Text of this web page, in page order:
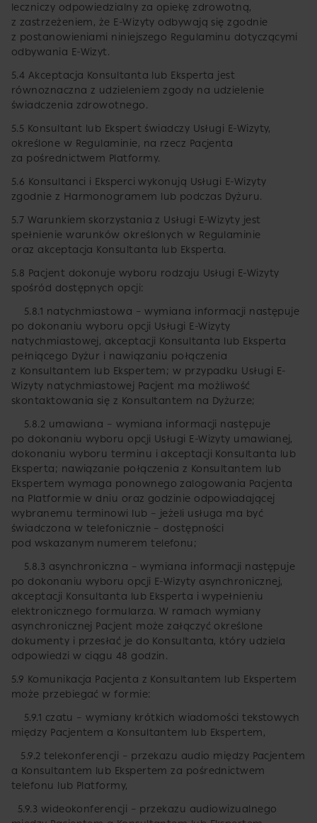
leczniczy odpowiedzialny za opiekę zdrowotną,
z zastrzeżeniem, że E-Wizyty odbywają się zgodnie
z postanowieniami niniejszego Regulaminu dotyczącymi
odbywania E-Wizyt.
5.4 Akceptacja Konsultanta lub Eksperta jest
równoznaczna z udzieleniem zgody na udzielenie
świadczenia zdrowotnego.
5.5 Konsultant lub Ekspert świadczy Usługi E-Wizyty,
określone w Regulaminie, na rzecz Pacjenta
za pośrednictwem Platformy.
5.6 Konsultanci i Eksperci wykonują Usługi E-Wizyty
zgodnie z Harmonogramem lub podczas Dyżuru.
5.7 Warunkiem skorzystania z Usługi E-Wizyty jest
spełnienie warunków określonych w Regulaminie
oraz akceptacja Konsultanta lub Eksperta.
5.8 Pacjent dokonuje wyboru rodzaju Usługi E-Wizyty
spośród dostępnych opcji:
5.8.1 natychmiastowa – wymiana informacji następuje
po dokonaniu wyboru opcji Usługi E-Wizyty
natychmiastowej, akceptacji Konsultanta lub Eksperta
pełniącego Dyżur i nawiązaniu połączenia
z Konsultantem lub Ekspertem; w przypadku Usługi E-
Wizyty natychmiastowej Pacjent ma możliwość
skontaktowania się z Konsultantem na Dyżurze;
5.8.2 umawiana – wymiana informacji następuje
po dokonaniu wyboru opcji Usługi E-Wizyty umawianej,
dokonaniu wyboru terminu i akceptacji Konsultanta lub
Eksperta; nawiązanie połączenia z Konsultantem lub
Ekspertem wymaga ponownego zalogowania Pacjenta
na Platformie w dniu oraz godzinie odpowiadającej
wybranemu terminowi lub – jeżeli usługa ma być
świadczona w telefonicznie – dostępności
pod wskazanym numerem telefonu;
5.8.3 asynchroniczna – wymiana informacji następuje
po dokonaniu wyboru opcji E-Wizyty asynchronicznej,
akceptacji Konsultanta lub Eksperta i wypełnieniu
elektronicznego formularza. W ramach wymiany
asynchronicznej Pacjent może załączyć określone
dokumenty i przesłać je do Konsultanta, który udziela
odpowiedzi w ciągu 48 godzin.
5.9 Komunikacja Pacjenta z Konsultantem lub Ekspertem
może przebiegać w formie:
5.9.1 czatu – wymiany krótkich wiadomości tekstowych
między Pacjentem a Konsultantem lub Ekspertem,
5.9.2 telekonferencji – przekazu audio między Pacjentem
a Konsultantem lub Ekspertem za pośrednictwem
telefonu lub Platformy,
5.9.3 wideokonferencji – przekazu audiowizualnego